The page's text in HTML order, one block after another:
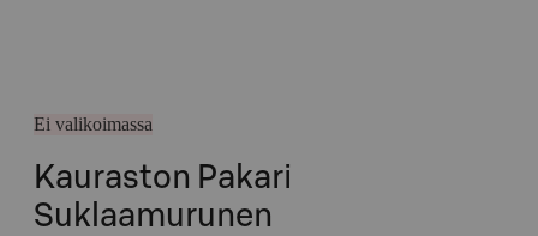
Ei valikoimassa
Kauraston Pakari
Suklaamurunen